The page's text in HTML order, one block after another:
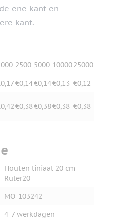
ene kant en
kant.
2500 5000 1000025000
€0,14€0,14€0,13 €0,12
€0,38€0,38€0,38 €0,38
Houten liniaal 20 cm
Ruler20
MO-103242
4-7 werkdagen